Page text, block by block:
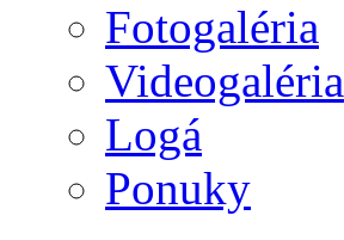
Fotogaléria
Videogaléria
Logá
Ponuky